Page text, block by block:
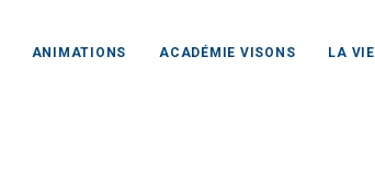
ANIMATIONS ACADÉMIE VISONS LA